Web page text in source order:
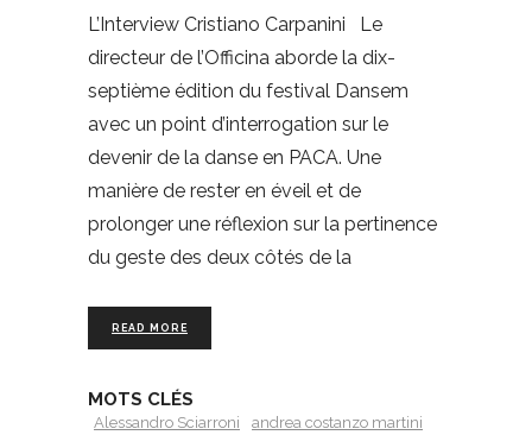
L’Interview Cristiano Carpanini Le
directeur de l’Officina aborde la dix-
septième édition du festival Dansem
avec un point d’interrogation sur le
devenir de la danse en PACA. Une
manière de rester en éveil et de
prolonger une réflexion sur la pertinence
du geste des deux côtés de la
READ MORE
MOTS CLÉS
Alessandro Sciarroni
andrea costanzo martini